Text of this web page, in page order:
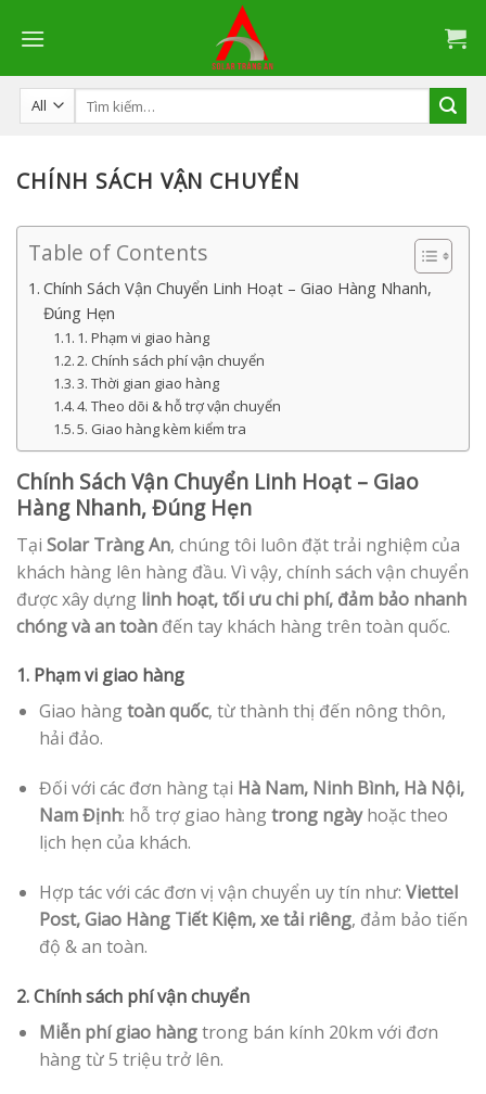
Tìm
kiếm:
CHÍNH SÁCH VẬN CHUYỂN
Table of Contents
Chính Sách Vận Chuyển Linh Hoạt – Giao Hàng Nhanh,
Đúng Hẹn
1. Phạm vi giao hàng
2. Chính sách phí vận chuyển
3. Thời gian giao hàng
4. Theo dõi & hỗ trợ vận chuyển
5. Giao hàng kèm kiểm tra
Chính Sách Vận Chuyển Linh Hoạt – Giao
Hàng Nhanh, Đúng Hẹn
Tại Solar Tràng An, chúng tôi luôn đặt trải nghiệm của
khách hàng lên hàng đầu. Vì vậy, chính sách vận chuyển
được xây dựng linh hoạt, tối ưu chi phí, đảm bảo nhanh
chóng và an toàn đến tay khách hàng trên toàn quốc.
1. Phạm vi giao hàng
Giao hàngtoàn quốc, từ thành thị đến nông thôn,
hải đảo.
Đối với các đơn hàng tại Hà Nam, Ninh Bình, Hà Nội,
Nam Định: hỗ trợ giao hàngtrong ngàyhoặc theo
lịch hẹn của khách.
Hợp tác với các đơn vị vận chuyển uy tín như: Viettel
Post, Giao Hàng Tiết Kiệm, xe tải riêng, đảm bảo tiến
độ & an toàn.
2. Chính sách phí vận chuyển
Miễn phí giao hàngtrong bán kính 20km với đơn
hàng từ 5 triệu trở lên.